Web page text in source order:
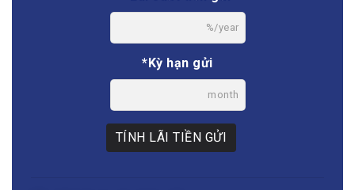
%/year
*Kỳ hạn gửi
month
TÍNH LÃI TIỀN GỬI